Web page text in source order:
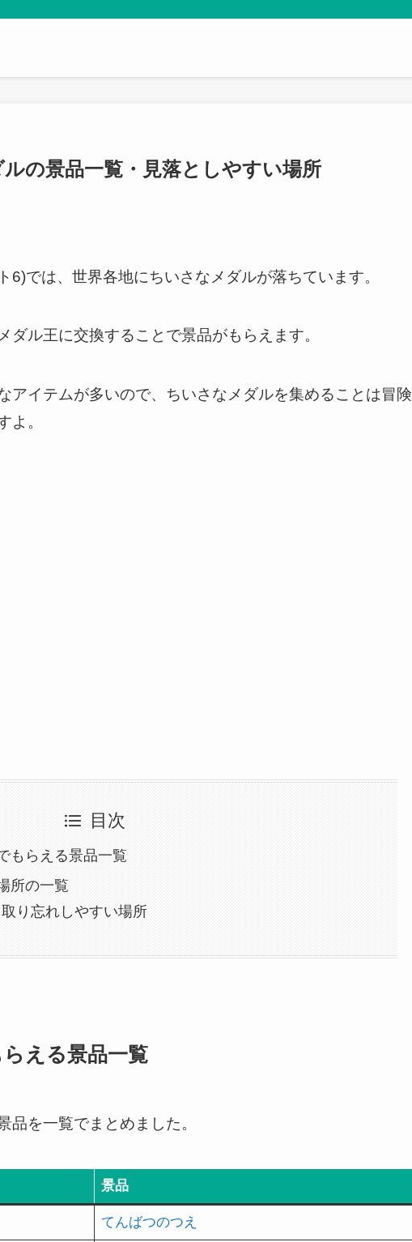
の景品一覧・見落としやすい場所
6)では、世界各地にちいさなメダルが落ちています。
ダル王に交換することで景品がもらえます。
アイテムが多いので、ちいさなメダルを集めることは冒険
よ。
目次
もらえる景品一覧
所の一覧
り忘れしやすい場所
える景品一覧
品を一覧でまとめました。
景品
てんばつのつえ